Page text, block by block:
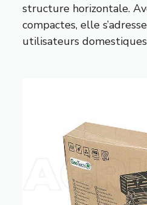
structure horizontale.
compactes, elle
utilisateurs